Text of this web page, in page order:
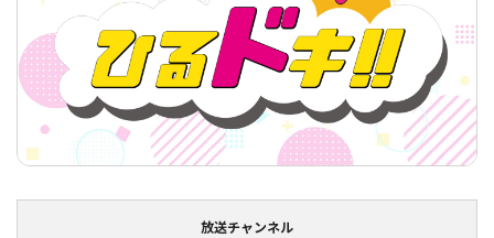
放送チャンネル